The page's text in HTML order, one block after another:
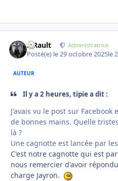
S.Rault Administratrice
Posté(e) le 29 octobre 2025le
AUTEUR
Il y a 2 heures, tipie a dit :
J'avais vu le post sur
de bonnes mains. Quelle
là ?
Une cagnotte est lancée par
C'est notre cagnotte qui est
nous remercier d'avoir
charge Jayron.